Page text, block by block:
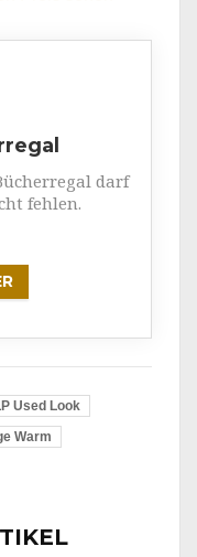
darf
fehlen.
Used Look
Warm